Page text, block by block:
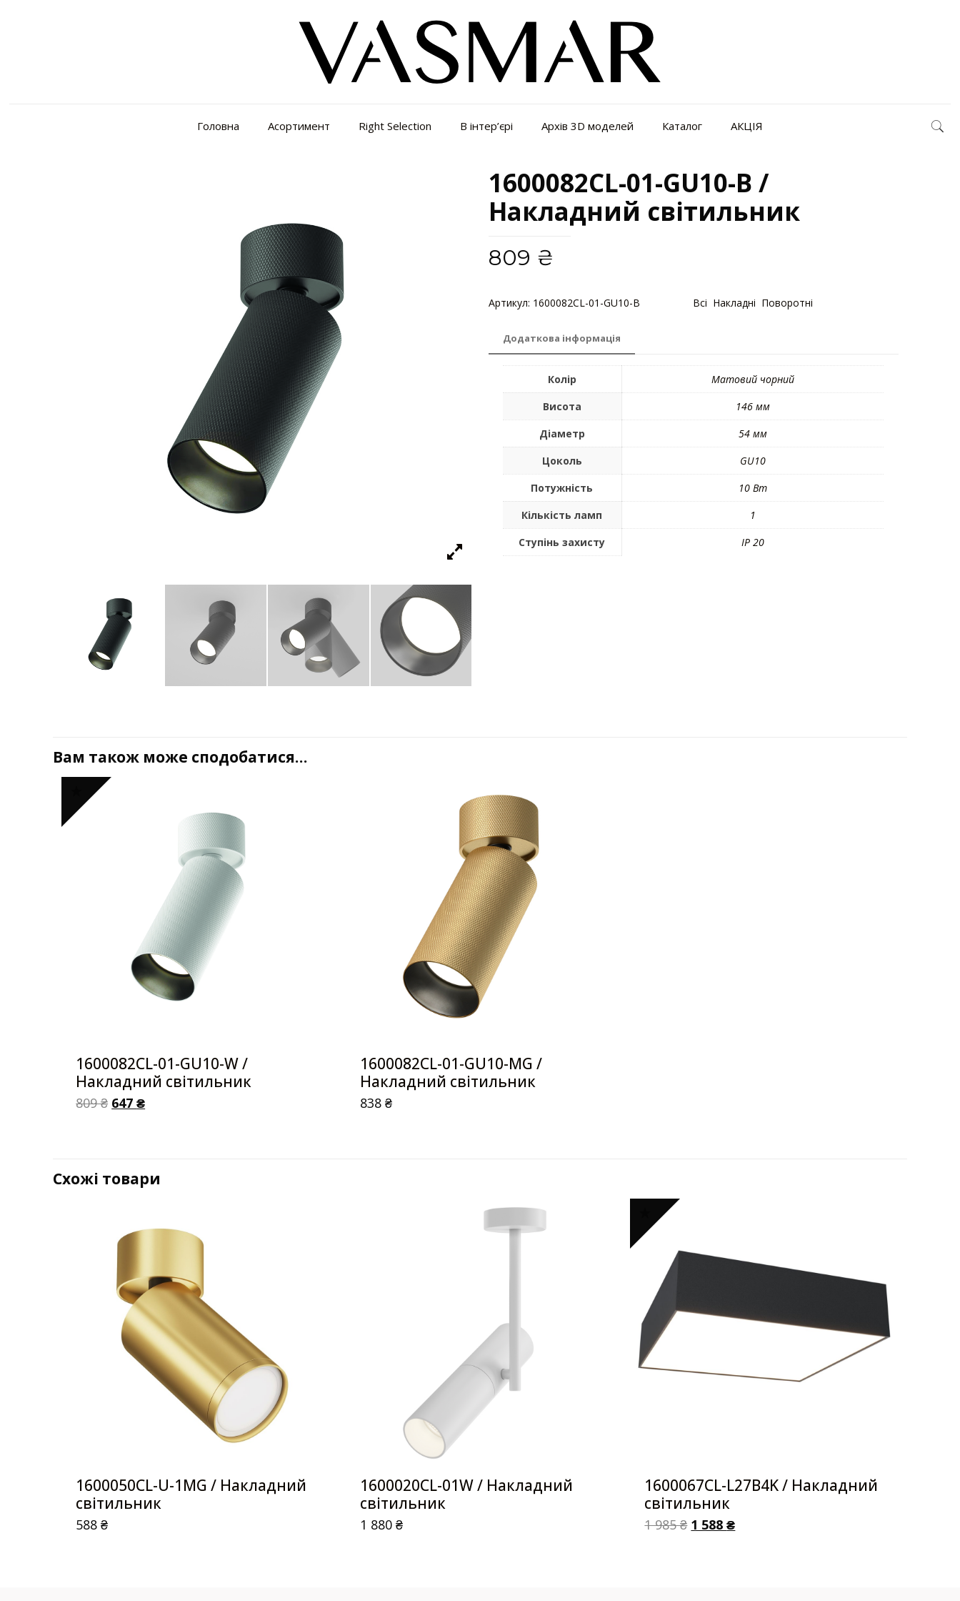
Головна Асортимент Right Selection В інтер’єрі Архів 3D моделей Каталог АКЦІЯ
1600082CL-01-GU10-B /
Накладний світильник
809 ₴
Артикул: 1600082CL-01-GU10-B Bсі Накладні Поворотні
Додаткова інформація
Колір
Матовий чорний
Висота
146 мм
Діаметр
54 мм
Цоколь
GU10
Потужність
10 Вт
Кількість ламп
1
Ступінь захисту
IP 20
Вам також може сподобатися…
1600082CL-01-GU10-W /
Накладний світильник
809₴ 647₴
1600082CL-01-GU10-MG /
Накладний світильник
838₴
Схожі товари
1600050CL-U-1MG / Накладний
світильник
588₴
1600020CL-01W / Накладний
світильник
1 880₴
1600067CL-L27B4K / Накладний
світильник
1 985₴ 1 588₴